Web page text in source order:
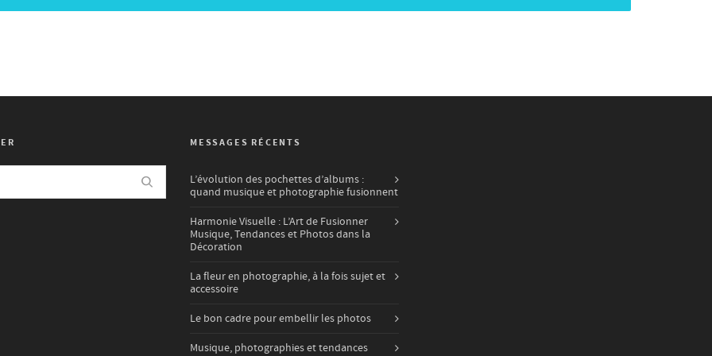
MESSAGES RÉCENTS
L’évolution des pochettes d’albums :
quand musique et photographie fusionnent
Harmonie Visuelle : L’Art de Fusionner
Musique, Tendances et Photos dans la
Décoration
La fleur en photographie, à la fois sujet et
accessoire
Le bon cadre pour embellir les photos
Musique, photographies et tendances